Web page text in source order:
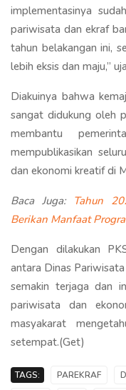
implementasinya
pariwisata dan ekraf
tahun belakangan ini,
lebih eksis dan maju,”
Diakuinya bahwa
sangat didukung oleh
membantu
mempublikasikan
dan ekonomi kreatif di
Baca Juga: Tahun
Berikan Manfaat
Dengan dilakukan
antara Dinas
semakin terjaga dan
pariwisata dan
masyakarat
setempat.(Get)
TAGS: PAREKRAF